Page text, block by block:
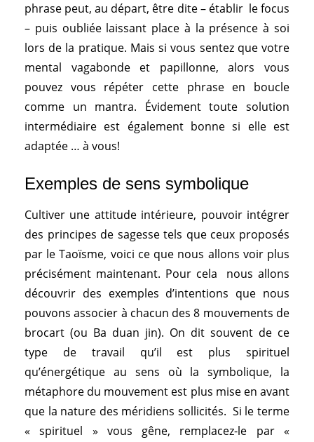
phrase peut, au départ, être dite – établir le focus
– puis oubliée laissant place à la présence à soi
lors de la pratique. Mais si vous sentez que votre
mental vagabonde et papillonne, alors vous
pouvez vous répéter cette phrase en boucle
comme un mantra. Évidement toute solution
intermédiaire est également bonne si elle est
adaptée … à vous!
Exemples de sens symbolique
Cultiver une attitude intérieure, pouvoir intégrer
des principes de sagesse tels que ceux proposés
par le Taoïsme, voici ce que nous allons voir plus
précisément maintenant. Pour cela nous allons
découvrir des exemples d’intentions que nous
pouvons associer à chacun des 8 mouvements de
brocart (ou Ba duan jin). On dit souvent de ce
type de travail qu’il est plus spirituel
qu’énergétique au sens où la symbolique, la
métaphore du mouvement est plus mise en avant
que la nature des méridiens sollicités. Si le terme
« spirituel » vous gêne, remplacez-le par «